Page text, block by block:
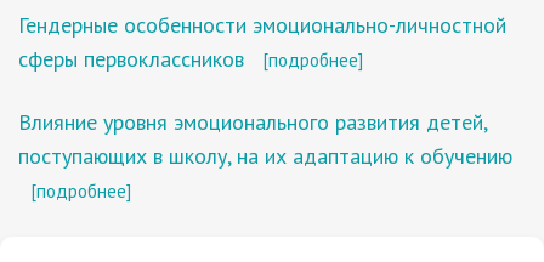
Гендерные особенности эмоционально-личностной
сферы первоклассников
[подробнее]
Влияние уровня эмоционального развития детей,
поступающих в школу, на их адаптацию к обучению
[подробнее]